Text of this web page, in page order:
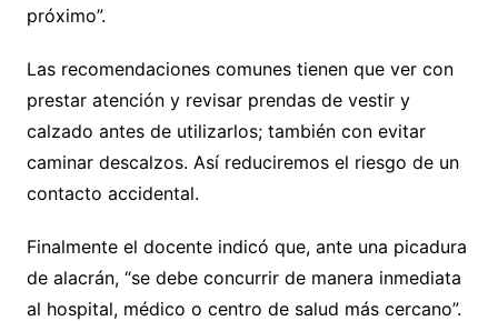
próximo”.
Las recomendaciones comunes tienen que ver con
prestar atención y revisar prendas de vestir y
calzado antes de utilizarlos; también con evitar
caminar descalzos. Así reduciremos el riesgo de un
contacto accidental.
Finalmente el docente indicó que, ante una picadura
de alacrán, “se debe concurrir de manera inmediata
al hospital, médico o centro de salud más cercano”.